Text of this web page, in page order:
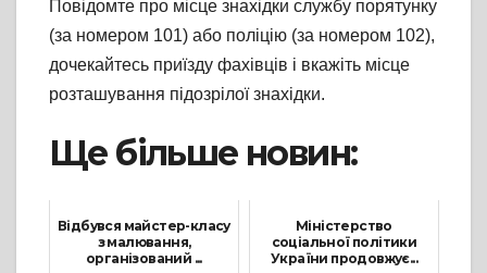
Повідомте про місце знахідки службу порятунку
(за номером 101) або поліцію (за номером 102),
дочекайтесь приїзду фахівців і вкажіть місце
розташування підозрілої знахідки.
Ще більше новин:
Відбувся майстер-класу
з малювання,
організований ...
Міністерство
соціальної політики
України продовжує...